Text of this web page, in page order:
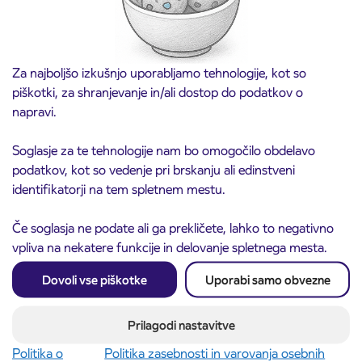
Za najboljšo izkušnjo uporabljamo tehnologije, kot so
piškotki, za shranjevanje in/ali dostop do podatkov o
napravi.
Soglasje za te tehnologije nam bo omogočilo obdelavo
podatkov, kot so vedenje pri brskanju ali edinstveni
identifikatorji na tem spletnem mestu.
Če soglasja ne podate ali ga prekličete, lahko to negativno
vpliva na nekatere funkcije in delovanje spletnega mesta.
Dovoli vse piškotke Uporabi samo obvezne
Prilagodi nastavitve
Politika o
Politika zasebnosti in varovanja osebnih
4. 8. 2026
Prodajno mesto na AP Sežana 4. 8. 2026
zaprto